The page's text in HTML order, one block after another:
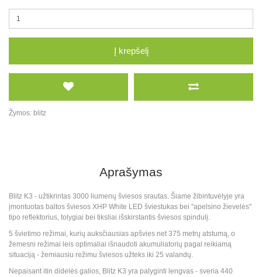
Į krepšelį
Žymos: blitz
Aprašymas
Blitz K3 - užtikrintas 3000 liumenų šviesos srautas. Šiame žibintuvėlyje yra
įmontuotas baltos šviesos XHP White LED šviestukas bei "apelsino žievelės"
tipo reflektorius, tolygiai bei tiksliai išskirstantis šviesos spindulį.
5 švietimo režimai, kurių auksčiausias apšvies net 375 metrų atstumą, o
žemesni režimai leis optimaliai išnaudoti akumuliatorių pagal reikiamą
situaciją - žemiausiu režimu šviesos užteks iki 25 valandų.
Nepaisant itin didelės galios, Blitz K3 yra palyginti lengvas - sveria 440